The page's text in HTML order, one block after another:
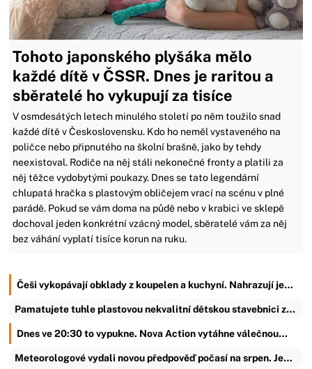
Tohoto japonského plyšáka mělo
každé dítě v ČSSR. Dnes je raritou a
sběratelé ho vykupují za tisíce
V osmdesátých letech minulého století po něm toužilo snad
každé dítě v Československu. Kdo ho neměl vystaveného na
poličce nebo připnutého na školní brašně, jako by tehdy
neexistoval. Rodiče na něj stáli nekonečné fronty a platili za
něj těžce vydobytými poukazy. Dnes se tato legendární
chlupatá hračka s plastovým obličejem vrací na scénu v plné
parádě. Pokud se vám doma na půdě nebo v krabici ve sklepě
dochoval jeden konkrétní vzácný model, sběratelé vám za něj
bez váhání vyplatí tisíce korun na ruku.
Češi vykopávají obklady z koupelen a kuchyní. Nahrazují je…
Pamatujete tuhle plastovou nekvalitní dětskou stavebnici z…
Dnes ve 20:30 to vypukne. Nova Action vytáhne válečnou…
Meteorologové vydali novou předpověď počasí na srpen. Je…